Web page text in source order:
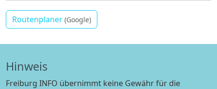
Routenplaner (Google)
Hinweis
Freiburg INFO übernimmt keine Gewähr für die